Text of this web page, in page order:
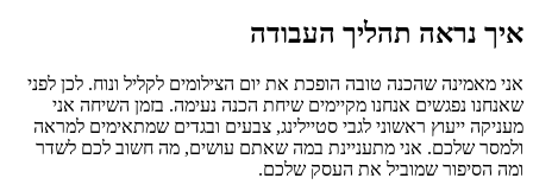
איך נראה תהליך העבודה
אני מאמינה שהכנה טובה הופכת את יום הצילומים לקליל ונוח. לכן לפני
שאנחנו נפגשים אנחנו מקיימים שיחת הכנה נעימה. בזמן השיחה אני
מעניקה ייעוץ ראשוני לגבי סטיילינג, צבעים ובגדים שמתאימים למראה
ולמסר שלכם. אני מתעניינת במה שאתם עושים, מה חשוב לכם לשדר
ומה הסיפור שמוביל את העסק שלכם.